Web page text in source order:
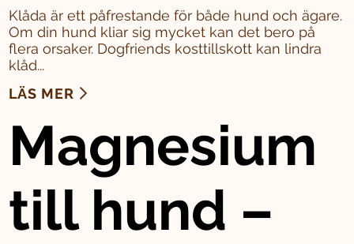
Klåda är ett påfrestande för både hund och ägare.
Om din hund kliar sig mycket kan det bero på
flera orsaker. Dogfriends kosttillskott kan lindra
klåd...
LÄS MER
Magnesium
till hund –